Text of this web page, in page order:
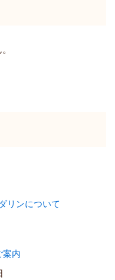
リンについて
案内